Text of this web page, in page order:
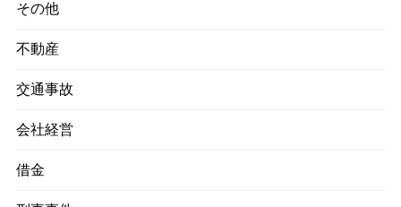
その他
不動産
交通事故
会社経営
借金